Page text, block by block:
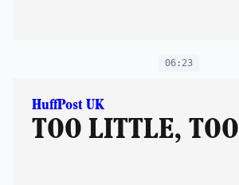
06:23
HuffPost UK
TOO LITTLE,